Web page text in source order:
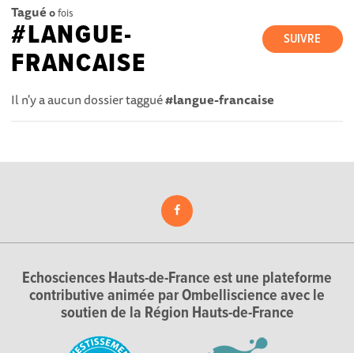
Tagué 0fois
SUIVRE
#LANGUE-
FRANCAISE
Il n'y a aucun dossier taggué#langue-francaise
Echosciences Hauts-de-France est une plateforme
contributive animée par Ombelliscience avec le
soutien de la Région Hauts-de-France